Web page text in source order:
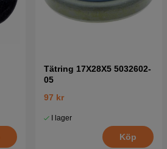
Tätring 17X28X5 5032602-
05
97 kr
I lager
Köp